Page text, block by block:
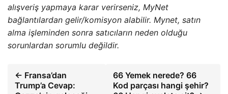
alışveriş yapmaya karar verirseniz, MyNet
bağlantılardan gelir/komisyon alabilir. Mynet, satın
alma işleminden sonra satıcıların neden olduğu
sorunlardan sorumlu değildir.
← Fransa’dan
Trump’a Cevap:
66 Yemek nerede? 66
Kod parçası hangi şehir?